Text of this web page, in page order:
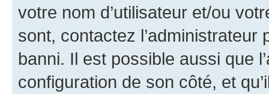
votre nom d’utilisateur et/ou
sont, contactez l’administrateur
banni. Il est possible aussi que
configuration de son côté, et